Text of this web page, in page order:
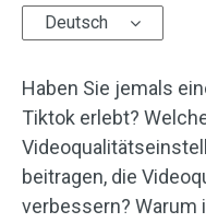
Audioeffekte
Text/Elemente
Videoeffekte
Videofarbe
Deutsch
Haben Sie jemals
Tiktok erlebt?
beitragen, die
verbessern? Warum